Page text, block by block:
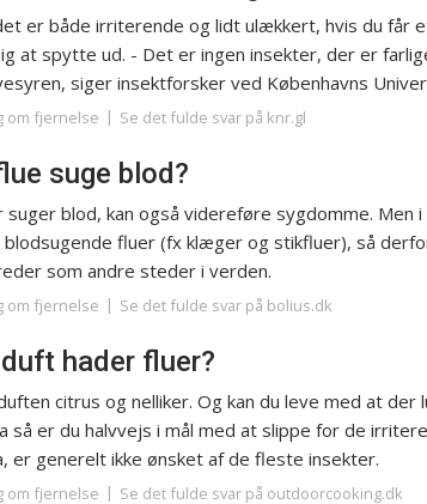
er både irriterende og lidt ulækkert, hvis du får
at spytte ud. - Det er ingen insekter, der er
siger insektforsker ved Københavns
om fjernelse Se det fulde svar på knr.gl
suge blod?
suger blod, kan også videreføre sygdomme.
fluer (fx klæger og stikfluer), så
som andre steder i verden.
om fjernelse Se det fulde svar på bolius.dk
hader fluer?
citrus og nelliker. Og kan du leve med at
så er du halvvejs i mål med at slippe for de
er generelt ikke ønsket af de fleste insekter.
om fjernelse Se det fulde svar på outdoorcooking.dk